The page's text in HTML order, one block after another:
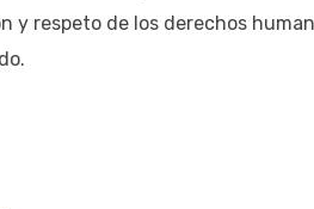
y respeto de los derechos